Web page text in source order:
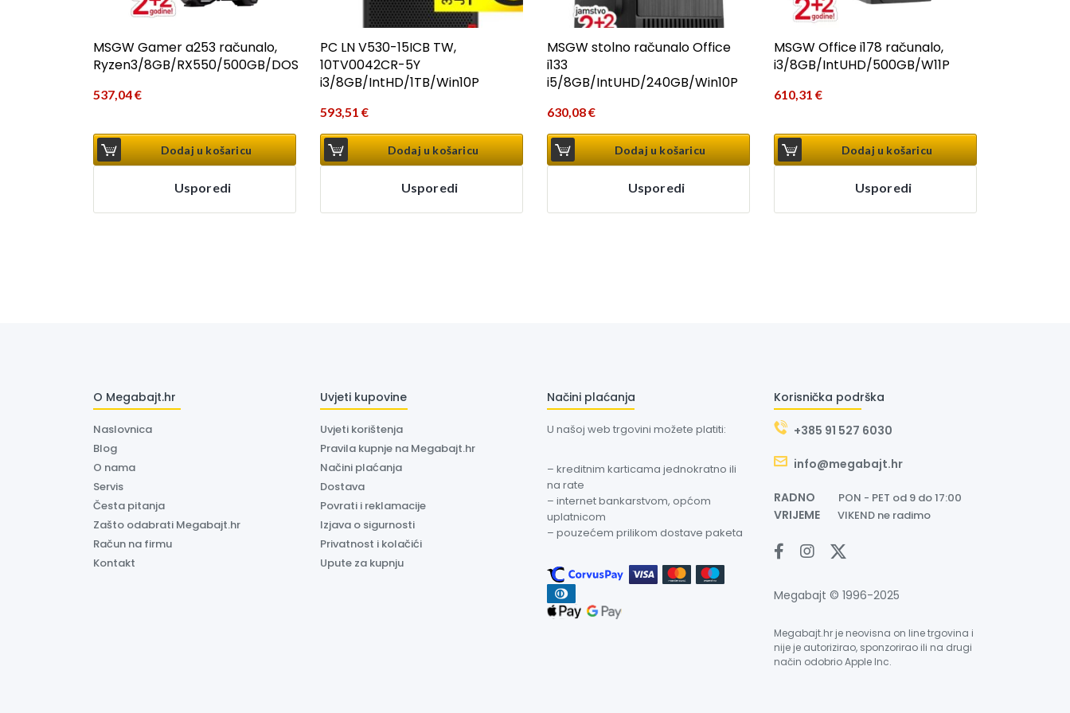
MSGW Gamer a253 računalo,
Ryzen3/8GB/RX550/500GB/DOS
537,04€
Dodaj u košaricu
Usporedi
PC LN V530-15ICB TW,
10TV0042CR-5Y
i3/8GB/IntHD/1TB/Win10P
593,51 €
Dodaj u košaricu
Usporedi
MSGW stolno računalo Office
i133
i5/8GB/IntUHD/240GB/Win10P
630,08€
Dodaj u košaricu
Usporedi
MSGW Office i178 računalo,
i3/8GB/IntUHD/500GB/W11P
610,31 €
Dodaj u košaricu
Usporedi
O Megabajt.hr
Naslovnica
Blog
O nama
Servis
Česta pitanja
Zašto odabrati Megabajt.hr
Račun na firmu
Kontakt
Uvjeti kupovine
Uvjeti korištenja
Pravila kupnje na Megabajt.hr
Načini plaćanja
Dostava
Povrati i reklamacije
Izjava o sigurnosti
Privatnost i kolačići
Upute za kupnju
Načini plaćanja
U našoj web trgovini možete platiti:
– kreditnim karticama jednokratno ili
na rate
– internet bankarstvom, općom
uplatnicom
– pouzećem prilikom dostave paketa
Korisnička podrška
+385 91 527 6030
info@megabajt.hr
RADNO PON - PET od 9 do 17:00
VRIJEME VIKEND ne radimo
Megabajt © 1996-2025
Megabajt.hr je neovisna on line trgovina i
nije je autorizirao, sponzorirao ili na drugi
način odobrio Apple Inc.